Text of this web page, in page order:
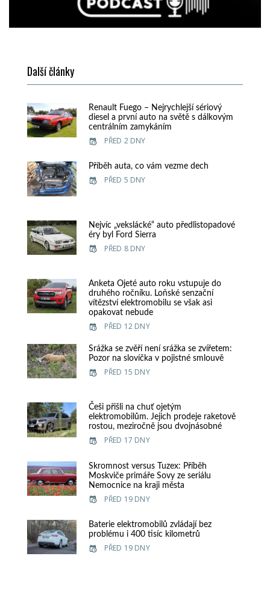
Další články
Renault Fuego – Nejrychlejší sériový
diesel a první auto na světě s dálkovým
centrálním zamykáním
PŘED 2 DNY
Příběh auta, co vám vezme dech
PŘED 5 DNY
Nejvíc „vekslácké“ auto předlistopadové
éry byl Ford Sierra
PŘED 8 DNY
Anketa Ojeté auto roku vstupuje do
druhého ročníku. Loňské senzační
vítězství elektromobilu se však asi
opakovat nebude
PŘED 12 DNY
Srážka se zvěří není srážka se zvířetem:
Pozor na slovíčka v pojistné smlouvě
PŘED 15 DNY
Češi přišli na chuť ojetým
elektromobilům. Jejich prodeje raketově
rostou, meziročně jsou dvojnásobné
PŘED 17 DNY
Skromnost versus Tuzex: Příběh
Moskviče primáře Sovy ze seriálu
Nemocnice na kraji města
PŘED 19 DNY
Baterie elektromobilů zvládají bez
problému i 400 tisíc kilometrů
PŘED 19 DNY